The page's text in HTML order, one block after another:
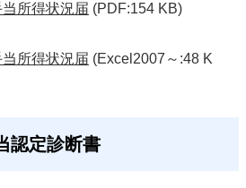
所得状況届 (PDF:154 KB)
所得状況届 (Excel2007～:48 K
認定診断書